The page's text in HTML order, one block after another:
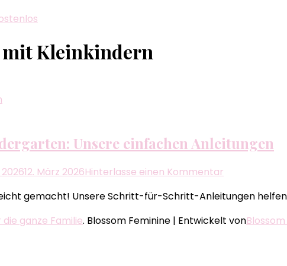
mit Kleinkindern
Unsere einfachen Anleitungen
202612. März 2026Hinterlasse einen Kommentar
Basteln
Kindergarten:
gemacht! Unsere Schritt-für-Schritt-Anleitungen
ganze Familie. Blossom Feminine | Entwickelt von